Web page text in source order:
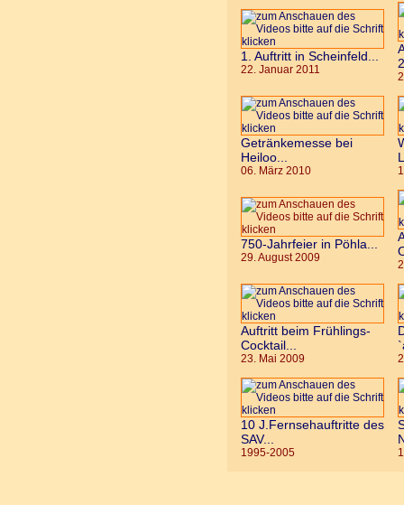
1. Auftritt in Scheinfeld...
22. Januar 2011
Getränkemesse bei
Heiloo...
06. März 2010
750-Jahrfeier in Pöhla...
29. August 2009
Auftritt beim Frühlings-
Cocktail...
23. Mai 2009
10 J.Fernsehauftritte des
SAV...
1995-2005